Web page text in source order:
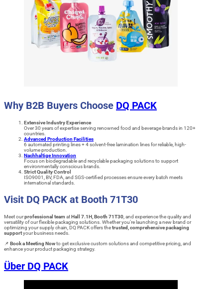
Why B2B Buyers Choose DQ PACK
Extensive Industry Experience
Over 30 years of expertise serving renowned food and beverage brands in 120+
countries.
Advanced Production Facilities
6 automated printing lines + 4 solvent-free lamination lines for reliable, high-
volume production.
Nachhaltige Innovation
Focus on biodegradable and recyclable packaging solutions to support
environmentally conscious brands.
Strict Quality Control
ISO9001, BV, FDA, and SGS-certified processes ensure every batch meets
international standards.
Visit DQ PACK at Booth 71T30
Meet ourprofessional team atHall 7.1H, Booth 71T30 , and experience the quality and
versatility of our flexible packaging solutions. Whether you’re launching a new brand or
optimizing your supply chain, DQ PACK offers thetrusted, comprehensive packaging
supportyour business needs.
📌 Book a Meeting Nowto get exclusive custom solutions and competitive pricing, and
enhance your product packaging strategy.
Über DQ PACK